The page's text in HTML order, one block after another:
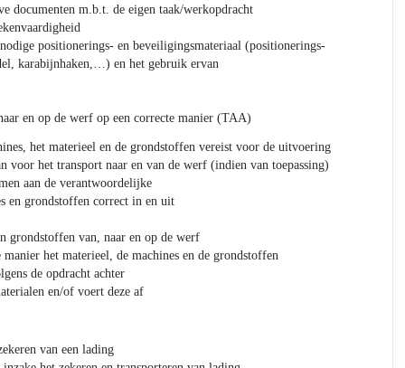
documenten m.b.t. de eigen taak/werkopdracht
positionerings- en beveiligingsmateriaal (positionerings-
karabijnhaken,…) en het gebruik ervan
en op de werf op een correcte manier (TAA)
het materieel en de grondstoffen vereist voor de uitvoering
voor het transport naar en van de werf (indien van toepassing)
aan de verantwoordelijke
en grondstoffen correct in en uit
grondstoffen van, naar en op de werf
het materieel, de machines en de grondstoffen
de opdracht achter
en/of voert deze af
van een lading